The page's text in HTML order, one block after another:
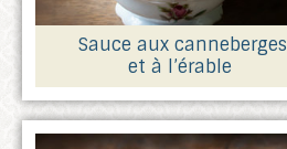
Sauce aux canneberges
et à l’érable